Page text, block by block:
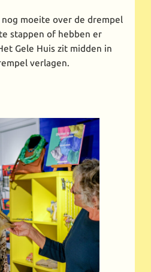
moeite over de drempel
stappen of hebben er
Gele Huis zit midden in
verlagen.